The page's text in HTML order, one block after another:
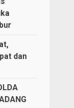
dan